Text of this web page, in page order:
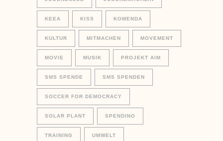
KEEA KISS KOMENDA
KULTUR MITMACHEN MOVEMENT
MOVIE MUSIK PROJEKT AIM
SMS SPENDE SMS SPENDEN
SOCCER FOR DEMOCRACY
SOLAR PLANT SPENDINO
TRAINING UMWELT